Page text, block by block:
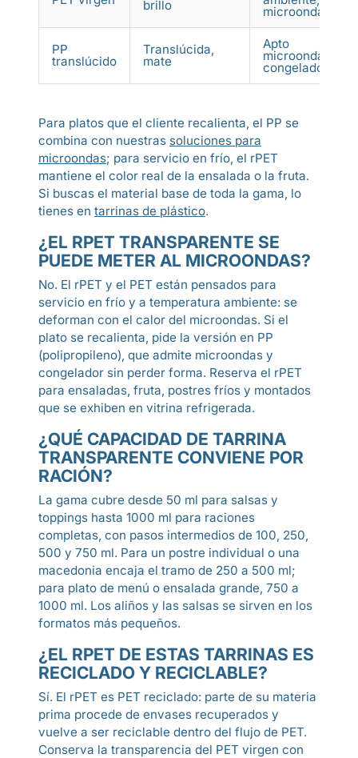
brillo microondas
PP
translúcido
Translúcida,
mate
Apto
microondas y
congelador
Para platos que el cliente recalienta, el PP se
combina con nuestras soluciones para
microondas; para servicio en frío, el rPET
mantiene el color real de la ensalada o la fruta.
Si buscas el material base de toda la gama, lo
tienes en tarrinas de plástico.
¿EL RPET TRANSPARENTE SE
PUEDE METER AL MICROONDAS?
No. El rPET y el PET están pensados para
servicio en frío y a temperatura ambiente: se
deforman con el calor del microondas. Si el
plato se recalienta, pide la versión en PP
(polipropileno), que admite microondas y
congelador sin perder forma. Reserva el rPET
para ensaladas, fruta, postres fríos y montados
que se exhiben en vitrina refrigerada.
¿QUÉ CAPACIDAD DE TARRINA
TRANSPARENTE CONVIENE POR
RACIÓN?
La gama cubre desde 50 ml para salsas y
toppings hasta 1000 ml para raciones
completas, con pasos intermedios de 100, 250,
500 y 750 ml. Para un postre individual o una
macedonia encaja el tramo de 250 a 500 ml;
para plato de menú o ensalada grande, 750 a
1000 ml. Los aliños y las salsas se sirven en los
formatos más pequeños.
¿EL RPET DE ESTAS TARRINAS ES
RECICLADO Y RECICLABLE?
Sí. El rPET es PET reciclado: parte de su materia
prima procede de envases recuperados y
vuelve a ser reciclable dentro del flujo de PET.
Conserva la transparencia del PET virgen con